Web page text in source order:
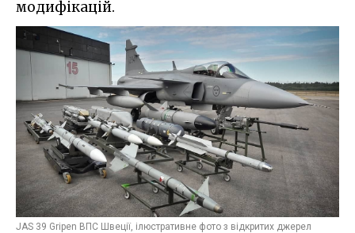
модифікацій.
JAS 39 Gripen ВПС Швеції, ілюстративне фото з відкритих джерел